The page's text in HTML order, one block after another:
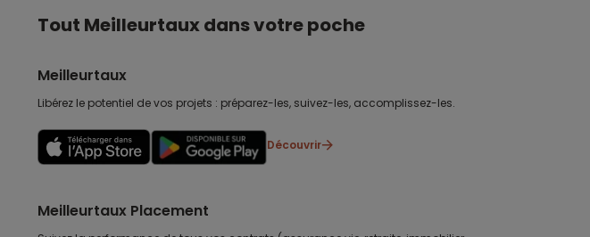
Tout Meilleurtaux dans votre poche
Meilleurtaux
Libérez le potentiel de vos projets : préparez-les, suivez-les, accomplissez-les.
Découvrir
Meilleurtaux Placement